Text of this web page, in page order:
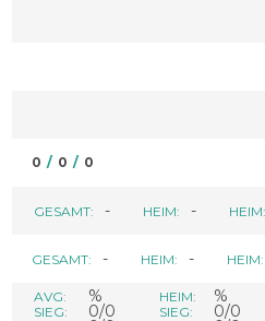
0 / 0 / 0
GESAMT: - HEIM: - HEIM:
GESAMT: - HEIM: - HEIM:
AVG: %
SIEG: 0/0
HEIM: %
SIEG: 0/0